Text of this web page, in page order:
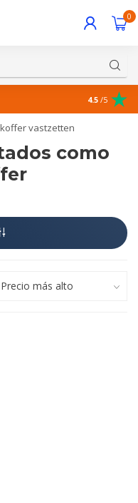
0
¡Excelente
4.5 /5
vastzetten
como